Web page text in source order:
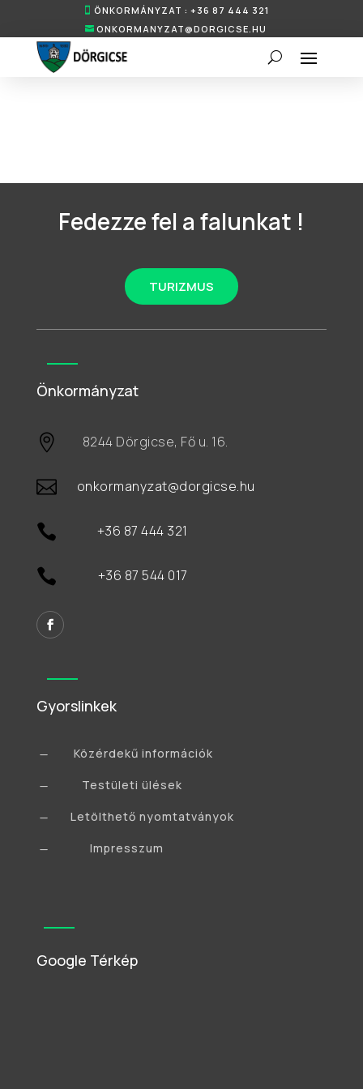
ÖNKORMÁNYZAT : +36 87 444 321
ONKORMANYZAT@DORGICSE.HU
Fedezze fel a falunkat !
TURIZMUS
Önkormányzat
 8244 Dörgicse, Fő u. 16.
 onkormanyzat@dorgicse.hu
 +36 87 444 321
 +36 87 544 017
Gyorslinkek
K Közérdekű információk
K Testületi ülések
K Letölthető nyomtatványok
K Impresszum
Google Térkép